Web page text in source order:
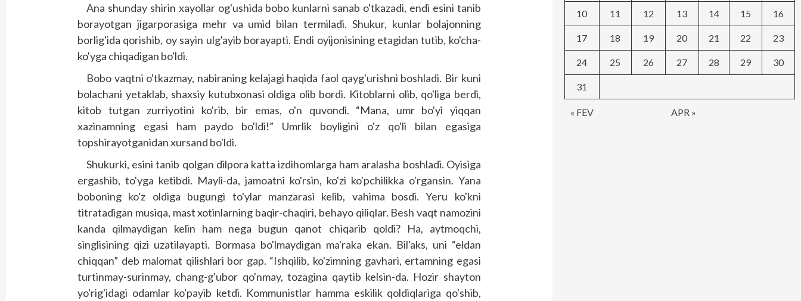
Ana shunday shirin xayollar og'ushida bobo kunlarni sanab o'tkazadi, endi esini tanib
borayotgan jigarporasiga mehr va umid bilan termiladi. Shukur, kunlar bolajonning
borlig'ida qorishib, oy sayin ulg'ayib borayapti. Endi oyijonisining etagidan tutib, ko'cha-
ko'yga chiqadigan bo'ldi.
Bobo vaqtni o'tkazmay, nabiraning kelajagi haqida faol qayg'urishni boshladi. Bir kuni
bolachani yetaklab, shaxsiy kutubxonasi oldiga olib bordi. Kitoblarni olib, qo'liga berdi,
kitob tutgan zurriyotini ko'rib, bir emas, o'n quvondi. “Mana, umr bo'yi yiqqan
xazinamning egasi ham paydo bo'ldi!” Umrlik boyligini o'z qo'li bilan egasiga
topshirayotganidan xursand bo'ldi.
Shukurki, esini tanib qolgan dilpora katta izdihomlarga ham aralasha boshladi. Oyisiga
ergashib, to'yga ketibdi. Mayli-da, jamoatni ko'rsin, ko'zi ko'pchilikka o'rgansin. Yana
boboning ko'z oldiga bugungi to'ylar manzarasi kelib, vahima bosdi. Yeru ko'kni
titratadigan musiqa, mast xotinlarning baqir-chaqiri, behayo qiliqlar. Besh vaqt namozini
kanda qilmaydigan kelin ham nega bugun qanot chiqarib qoldi? Ha, aytmoqchi,
singlisining qizi uzatilayapti. Bormasa bo'lmaydigan ma'raka ekan. Bil'aks, uni “eldan
chiqqan” deb malomat qilishlari bor gap. “Ishqilib, ko'zimning gavhari, ertamning egasi
turtinmay-surinmay, chang-g'ubor qo'nmay, tozagina qaytib kelsin-da. Hozir shayton
yo'rig'idagi odamlar ko'payib ketdi. Kommunistlar hamma eskilik qoldiqlariga qo'shib,
« FEV APR »
10 11 12 13 14 15 16
17 18 19 20 21 22 23
24 25 26 27 28 29 30
31